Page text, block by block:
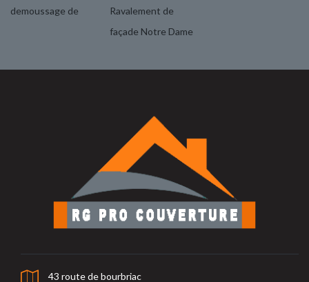
demoussage de
Ravalement de
façade Notre Dame
43 route de bourbriac